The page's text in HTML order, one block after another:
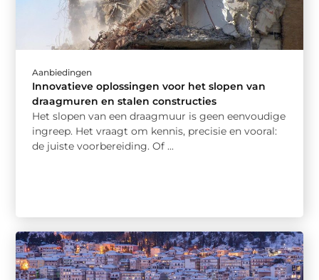
Aanbiedingen
Innovatieve oplossingen voor het slopen van
draagmuren en stalen constructies
Het slopen van een draagmuur is geen eenvoudige
ingreep. Het vraagt om kennis, precisie en vooral:
de juiste voorbereiding. Of ...